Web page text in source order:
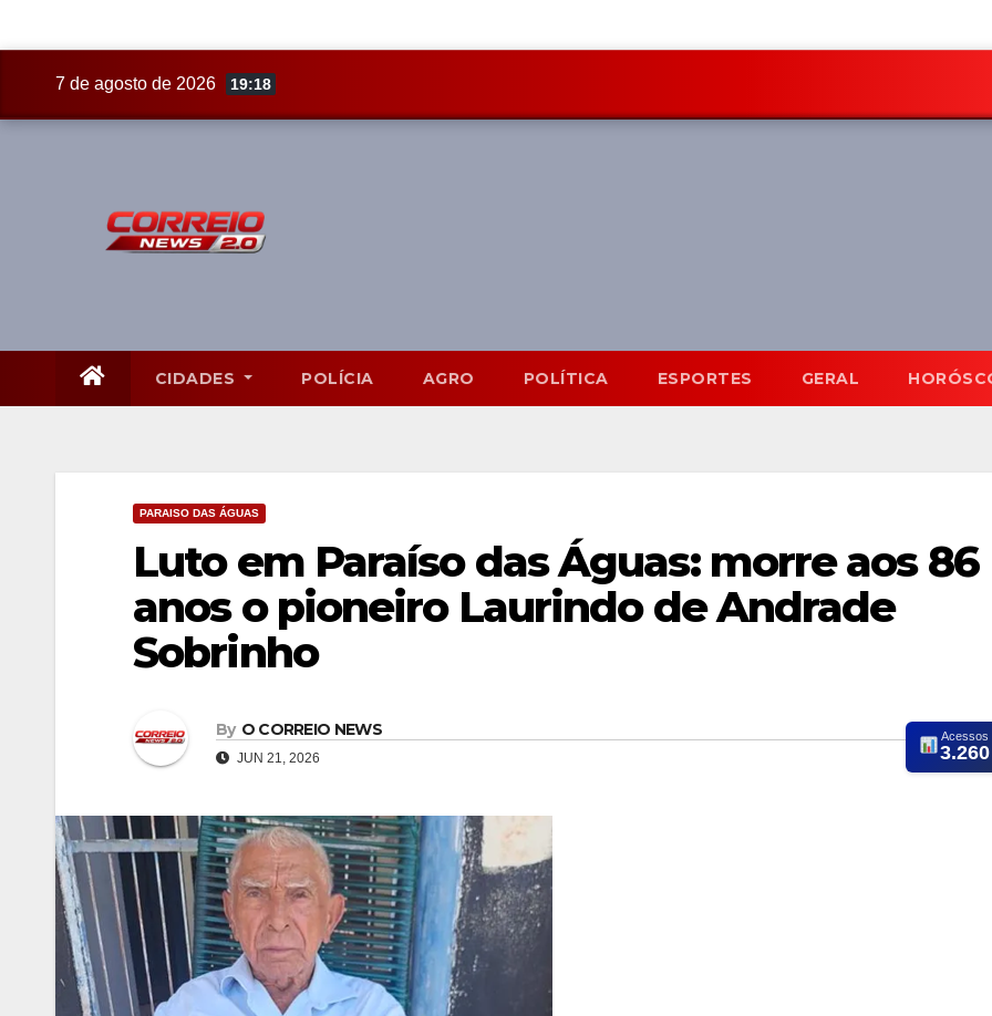
7 de agosto de 2026 19:18
CIDADES POLÍCIA AGRO POLÍTICA ESPORTES GERAL
PARAISO DAS ÁGUAS
Luto em Paraíso das Águas: morre aos 86
anos o pioneiro Laurindo de Andrade
Sobrinho
By O CORREIO NEWS
JUN 21, 2026
Acessos
3.260